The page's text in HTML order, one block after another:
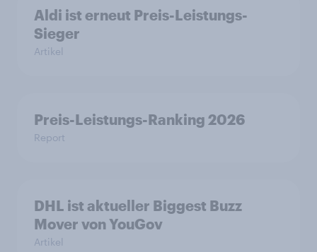
Aldi ist erneut Preis-Leistungs-
Sieger
Artikel
Preis-Leistungs-Ranking 2026
Report
DHL ist aktueller Biggest Buzz
Mover von YouGov
Artikel